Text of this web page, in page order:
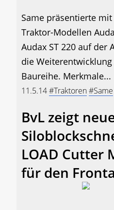
Same präsentierte
Traktor-Modellen
Audax ST 220 auf der
die Weiterentwicklung
Baureihe. Merkmale...
11.5.14#Traktoren#Same
BvL zeigt
LOAD Cutter
für den